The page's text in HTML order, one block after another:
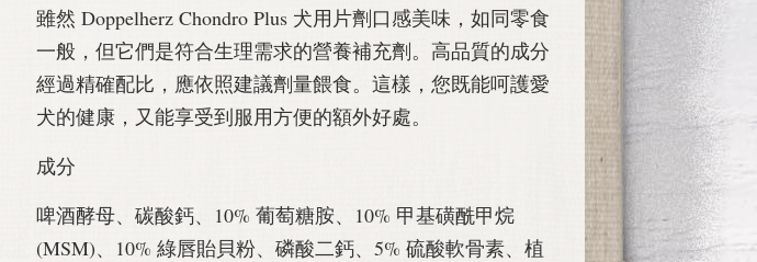
雖然 Doppelherz Chondro Plus 犬用片劑口感美味，如同零食
一般，但它們是符合生理需求的營養補充劑。高品質的成分
經過精確配比，應依照建議劑量餵食。這樣，您既能呵護愛
犬的健康，又能享受到服用方便的額外好處。
成分
啤酒酵母、碳酸鈣、10% 葡萄糖胺、10% 甲基磺酰甲烷
(MSM)、10% 綠唇貽貝粉、磷酸二鈣、5% 硫酸軟骨素、植